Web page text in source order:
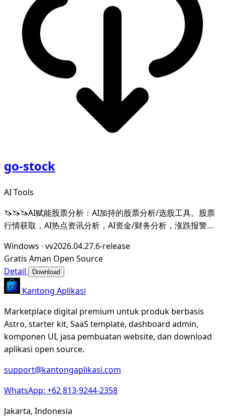
go-stock
AI Tools
🦄🦄🦄AI赋能股票分析：AI加持的股票分析/选股工具。股票
行情获取，AI热点资讯分析，AI资金/财务分析，涨跌报警推
辅助选股等。数据全部保留在本地。支持DeepSeek，
OpenAI， Ollama，LMStudio，AnythingL
Windows · vv2026.04.27.6-release
Gratis Aman Open Source
Detail
Download
Kantong Aplikasi
Marketplace digital premium untuk produk berbasis
Astro, starter kit, SaaS template, dashboard admin,
komponen UI, jasa pembuatan website, dan download
aplikasi open source.
support@kantongaplikasi.com
WhatsApp: +62 813-9244-2358
Jakarta, Indonesia